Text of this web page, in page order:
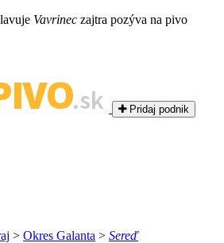
Vavrinec zajtra pozýva na pivo
.sk Pridaj podnik
> Okres Galanta > Sereď